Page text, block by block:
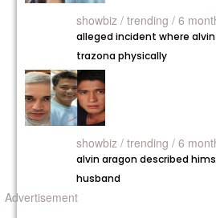
showbiz /trending / 6
alleged incident where
trazona physically
showbiz /trending / 6
alvin aragon described
husband
Advertisement